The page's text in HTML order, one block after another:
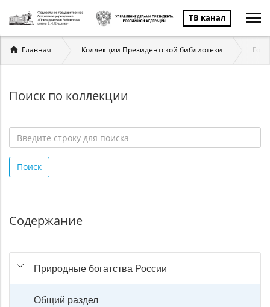
ТВ канал
Вы
здесь
Главная Коллекции Президентской библиотеки
Поиск по коллекции
строку
для
Поиск
Содержание
Природные богатства России
Общий раздел